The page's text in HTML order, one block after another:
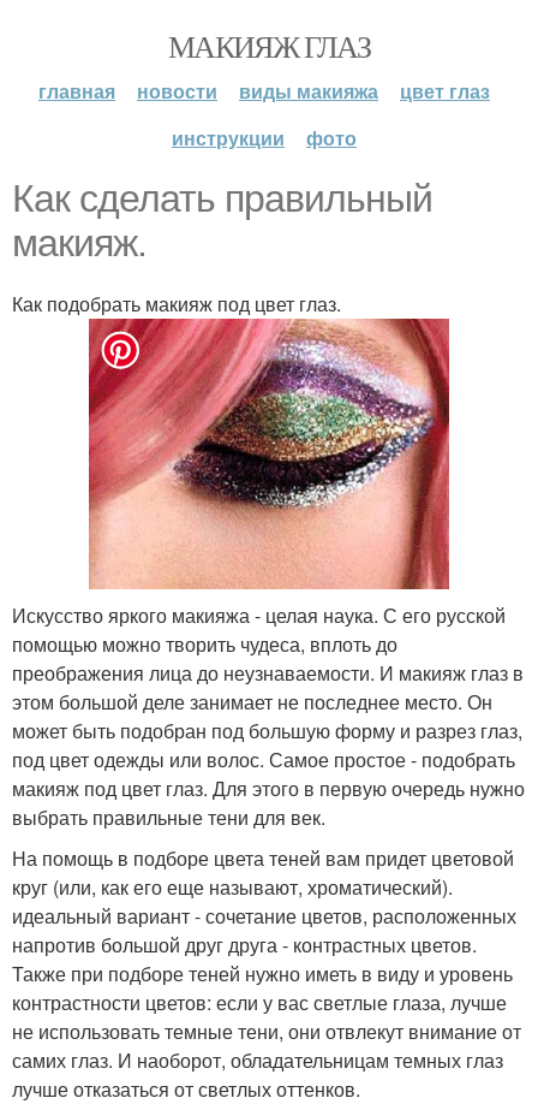
МАКИЯЖ ГЛАЗ
главная новости виды макияжа
цвет глаз
инструкции
фото
Как сделать правильный
макияж.
Как подобрать макияж под цвет глаз.
Искусство яркого макияжа - целая наука. С его русской
помощью можно творить чудеса, вплоть до
преображения лица до неузнаваемости. И макияж глаз в
этом большой деле занимает не последнее место. Он
может быть подобран под большую форму и разрез глаз,
под цвет одежды или волос. Самое простое - подобрать
макияж под цвет глаз. Для этого в первую очередь нужно
выбрать правильные тени для век.
На помощь в подборе цвета теней вам придет цветовой
круг (или, как его еще называют, хроматический).
идеальный вариант - сочетание цветов, расположенных
напротив большой друг друга - контрастных цветов.
Также при подборе теней нужно иметь в виду и уровень
контрастности цветов: если у вас светлые глаза, лучше
не использовать темные тени, они отвлекут внимание от
самих глаз. И наоборот, обладательницам темных глаз
лучше отказаться от светлых оттенков.